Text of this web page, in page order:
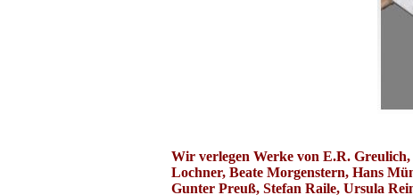
Wir verlegen Werke von E.R.
Lochner, Beate Morgenstern, Hans
Gunter Preuß, Stefan Raile, Ursula